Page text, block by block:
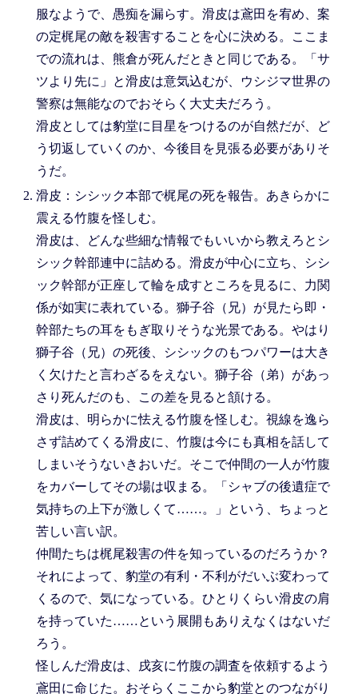
服なようで、愚痴を漏らす。滑皮は鳶田を宥め、案
の定梶尾の敵を殺害することを心に決める。ここま
での流れは、熊倉が死んだときと同じである。「サ
ツより先に」と滑皮は意気込むが、ウシジマ世界の
警察は無能なのでおそらく大丈夫だろう。
滑皮としては豹堂に目星をつけるのが自然だが、ど
う切返していくのか、今後目を見張る必要がありそ
うだ。
滑皮：シシック本部で梶尾の死を報告。あきらかに
震える竹腹を怪しむ。
滑皮は、どんな些細な情報でもいいから教えろとシ
シック幹部連中に詰める。滑皮が中心に立ち、シシ
ック幹部が正座して輪を成すところを見るに、力関
係が如実に表れている。獅子谷（兄）が見たら即・
幹部たちの耳をもぎ取りそうな光景である。やはり
獅子谷（兄）の死後、シシックのもつパワーは大き
く欠けたと言わざるをえない。獅子谷（弟）があっ
さり死んだのも、この差を見ると頷ける。
滑皮は、明らかに怯える竹腹を怪しむ。視線を逸ら
さず詰めてくる滑皮に、竹腹は今にも真相を話して
しまいそうないきおいだ。そこで仲間の一人が竹腹
をカバーしてその場は収まる。「シャブの後遺症で
気持ちの上下が激しくて……。」という、ちょっと
苦しい言い訳。
仲間たちは梶尾殺害の件を知っているのだろうか？
それによって、豹堂の有利・不利がだいぶ変わって
くるので、気になっている。ひとりくらい滑皮の肩
を持っていた……という展開もありえなくはないだ
ろう。
怪しんだ滑皮は、戌亥に竹腹の調査を依頼するよう
鳶田に命じた。おそらくここから豹堂とのつながり